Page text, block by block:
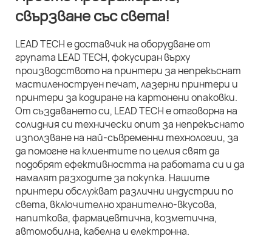
свързване със света!
LEAD TECH е доставчик на оборудване от
групата LEAD TECH, фокусиран върху
производството на принтери за непрекъснат
мастиленоструен печат, лазерни принтери и
принтери за кодиране на картонени опаковки.
От създаването си, LEAD TECH е отговорна на
солидния си технически опит за непрекъснато
използване на най-съвременни технологии, за
да помогне на клиентите по целия свят да
подобрят ефективността на работата си и да
намалят разходите за покупка. Нашите
принтери обслужват различни индустрии по
света, включително хранително-вкусова,
напиткова, фармацевтична, козметична,
автомобилна, кабелна и електронна.